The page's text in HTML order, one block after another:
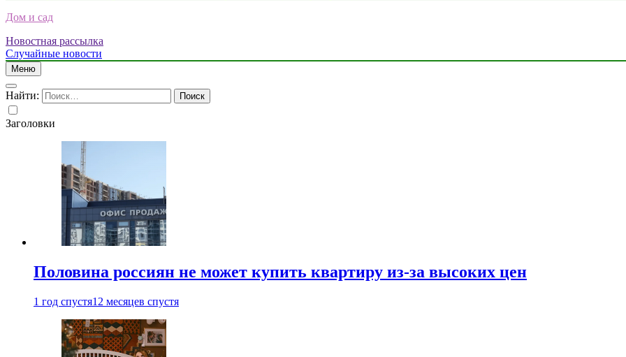
Дом и сад
Новостная рассылка
Случайные новости
Меню
Найти:
Заголовки
Половина россиян не может купить квартиру из-за высоких цен
1 год спустя12 месяцев спустя